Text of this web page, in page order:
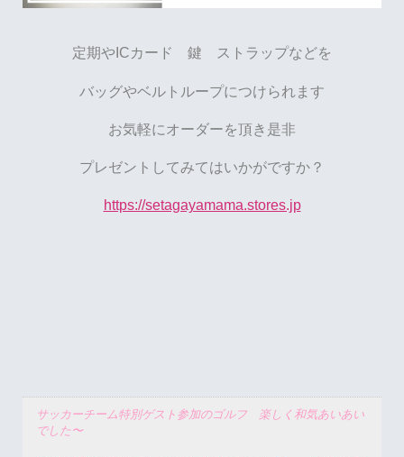
定期やICカード 鍵 ストラップなどを
バッグやベルトループにつけられます
お気軽にオーダーを頂き是非
プレゼントしてみてはいかがですか？
https://setagayamama.stores.jp
サッカーチーム特別ゲスト参加のゴルフ 楽しく和気あいあい
でした〜